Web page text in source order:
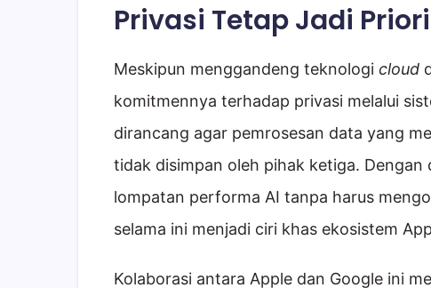
Privasi Tetap Jadi
Meskipun menggandeng teknologi cloud
komitmennya terhadap privasi melalui
dirancang agar pemrosesan data yang
tidak disimpan oleh pihak ketiga.
lompatan performa AI tanpa harus
selama ini menjadi ciri khas ekosistem
Kolaborasi antara Apple dan Google ini